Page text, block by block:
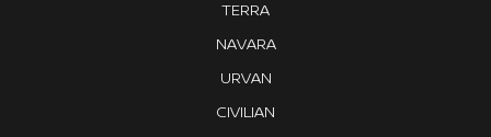
TERRA
NAVARA
URVAN
CIVILIAN